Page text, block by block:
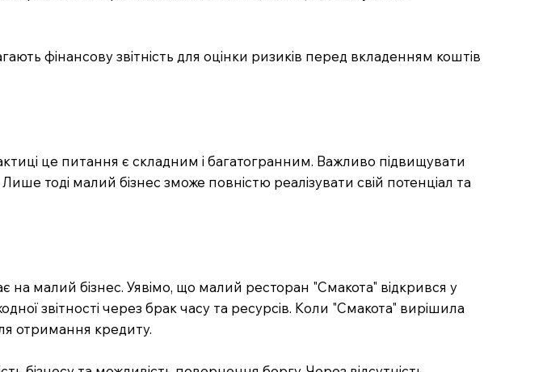
фінансову звітність для оцінки ризиків перед вкладенням коштів
це питання є складним і багатогранним. Важливо підвищувати
тоді малий бізнес зможе повністю реалізувати свій потенціал та
на малий бізнес. Уявімо, що малий ресторан "Смакота" відкрився у
звітності через брак часу та ресурсів. Коли "Смакота" вирішила
отримання кредиту.